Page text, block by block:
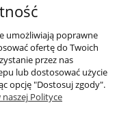
umożliwiają poprawne
ofertę do Twoich
przez nas
lub dostosować użycie
opcję "Dostosuj zgody".
Polityce